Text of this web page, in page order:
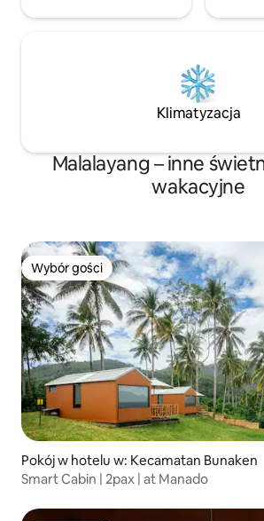
Klimatyzacja
Malalayang – inne
wakacyjne
Wybór gości
Wybór gości
Pokój w hotelu w: Kecamatan Bunaken
Smart Cabin | 2pax | at Manado